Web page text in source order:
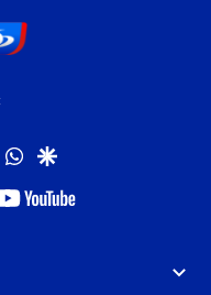
twitterwhatsapp
google
youtube-